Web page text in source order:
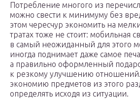
Потребление многого из
можно свести к минимуму без
этом чересчур экономить на
тратах тоже не стоит: мобильная
в самый неожиданный для этого
иногда поднимает даже самое
а правильно оформленный
к резкому улучшению
экономию предметов из этого
определять исходя из ситуации.